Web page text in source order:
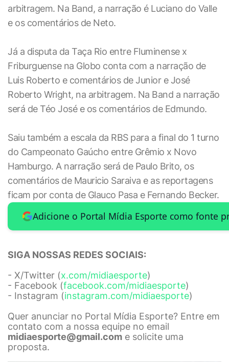
arbitragem. Na Band, a narração é Luciano do Valle
e os comentários de Neto.
Já a disputa da Taça Rio entre Fluminense x
Friburguense na Globo conta com a narração de
Luis Roberto e comentários de Junior e José
Roberto Wright, na arbitragem. Na Band a narração
será de Téo José e os comentários de Edmundo.
Saiu também a escala da RBS para a final do 1 turno
do Campeonato Gaúcho entre Grêmio x Novo
Hamburgo. A narração será de Paulo Brito, os
comentários de Mauricio Saraiva e as reportagens
ficam por conta de Glauco Pasa e Fernando Becker.
Adicione o Portal Mídia Esporte como fonte
SIGA NOSSAS REDES SOCIAIS:
- X/Twitter (x.com/midiaesporte)
- Facebook (facebook.com/midiaesporte)
- Instagram (instagram.com/midiaesporte)
Quer anunciar no Portal Mídia Esporte? Entre em
contato com a nossa equipe no email
midiaesporte@gmail.com e solicite uma
proposta.